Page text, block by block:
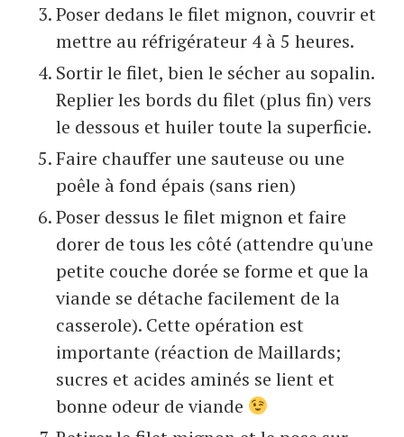
Poser dedans le filet mignon, couvrir et
mettre au réfrigérateur 4 à 5 heures.
Sortir le filet, bien le sécher au sopalin.
Replier les bords du filet (plus fin) vers
le dessous et huiler toute la superficie.
Faire chauffer une sauteuse ou une
poêle à fond épais (sans rien)
Poser dessus le filet mignon et faire
dorer de tous les côté (attendre qu'une
petite couche dorée se forme et que la
viande se détache facilement de la
casserole). Cette opération est
importante (réaction de Maillards;
sucres et acides aminés se lient et
bonne odeur de viande